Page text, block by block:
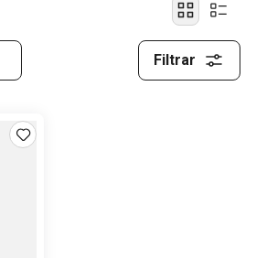
Filtrar